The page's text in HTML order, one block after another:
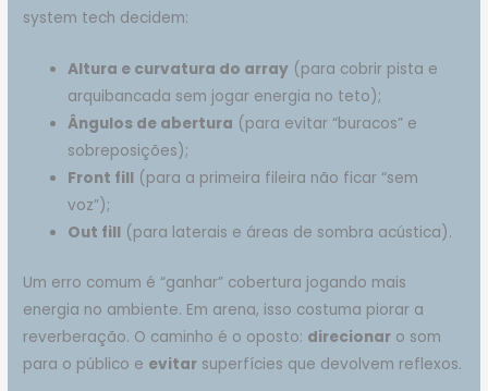
system tech decidem:
Altura e curvatura do array (para cobrir pista e
arquibancada sem jogar energia no teto);
Ângulos de abertura (para evitar “buracos” e
sobreposições);
Front fill (para a primeira fileira não ficar “sem
voz”);
Out fill (para laterais e áreas de sombra acústica).
Um erro comum é “ganhar” cobertura jogando mais
energia no ambiente. Em arena, isso costuma piorar a
reverberação. O caminho é o oposto: direcionar o som
para o público e evitar superfícies que devolvem reflexos.